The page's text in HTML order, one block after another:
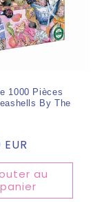
1000 Pièces
By The
:
au
panier